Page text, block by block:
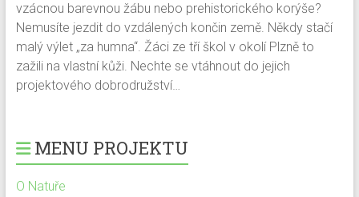
vzácnou barevnou žábu nebo prehistorického korýše?
Nemusíte jezdit do vzdálených končin země. Někdy stačí
malý výlet „za humna“. Žáci ze tří škol v okolí Plzně to
zažili na vlastní kůži. Nechte se vtáhnout do jejich
projektového dobrodružství…
MENU PROJEKTU
O Natuře